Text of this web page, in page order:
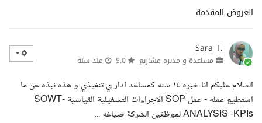
العروض المقدمة
Sara T.
مساعدة و مديره مشاريع منذ سنة
السلام عليكم انا خبره ١٤ سنه كمساعد ادار ي تنفيذي و هذه نبذه عن ما
استطيع عمله - عمل SOP الاجراءات التشغيلية القياسية -SOWT
ANALYSIS -KPIs لموظفين الشركة صياغه ...